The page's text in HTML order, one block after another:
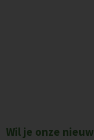
Wil je onze